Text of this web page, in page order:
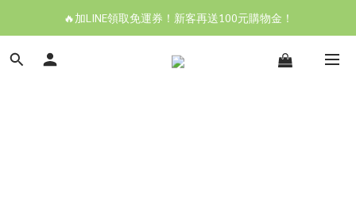
🔥加LINE領取免運券！新客再送100元購物金！